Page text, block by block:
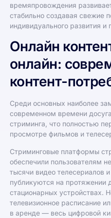
времяпровождения
стабильно создавая свежие
индивидуального развития и
Онлайн
онлайн:
контент-
Среди основных наиболее
современном времени
стриминга, что полностью
просмотре фильмов и
Стриминговые платформы
обеспечили пользователям
тысячи видео телесериалов
публикуются на протяжении
стационарных устройствах.
телевизионное расписание
в аренде — весь цифровой